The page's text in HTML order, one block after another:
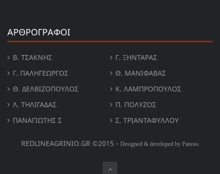
ΑΡΘΡΟΓΡΑΦΟΙ
Β. ΤΣΆΚΝΗΣ
Γ. ΞΗΝΤΆΡΑΣ
Γ. ΠΑΛΗΓΕΏΡΓΟΣ
Θ. ΜΑΝΙΦΑΒΑΣ
Θ. ΔΕΛΒΙΖΌΠΟΥΛΟΣ
Κ. ΛΑΜΠΡΟΠΟΥΛΟΣ
Λ. ΤΗΛΙΓΑΔΑΣ
Π. ΠΟΛΎΖΟΣ
ΠΑΝΑΓΙΏΤΗΣ Σ
Σ. ΤΡΙΑΝΤΑΦΥΛΛΟΥ
REDLINEAGRINIO.GR ©2015 - Designed & developed by Panoss